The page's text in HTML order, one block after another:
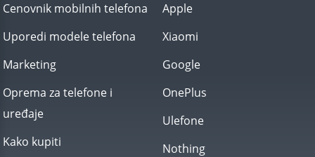
Cenovnik mobilnih telefona
Uporedi modele telefona
Marketing
Oprema za telefone i
uređaje
Kako kupiti
Apple
Xiaomi
Google
OnePlus
Ulefone
Nothing